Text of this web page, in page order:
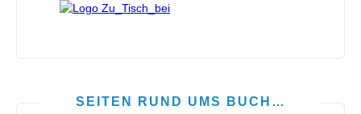
SEITEN RUND UMS BUCH…